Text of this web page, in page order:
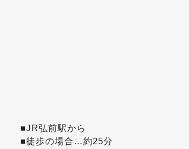
■JR弘前駅から
■徒歩の場合…約25分